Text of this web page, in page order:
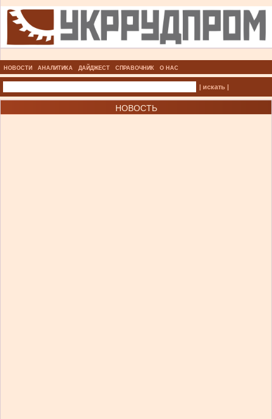
НОВОСТИ АНАЛИТИКА ДАЙДЖЕСТ СПРАВОЧНИК О НАС
| искать |
НОВОСТЬ